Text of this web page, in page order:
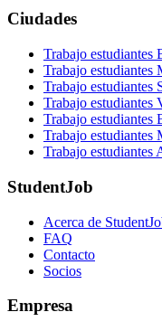
Ciudades
Trabajo estudiantes
Trabajo estudiantes
Trabajo estudiantes
Trabajo estudiantes
Trabajo estudiantes
Trabajo estudiantes
Trabajo estudiantes
StudentJob
Acerca de
FAQ
Contacto
Socios
Empresa